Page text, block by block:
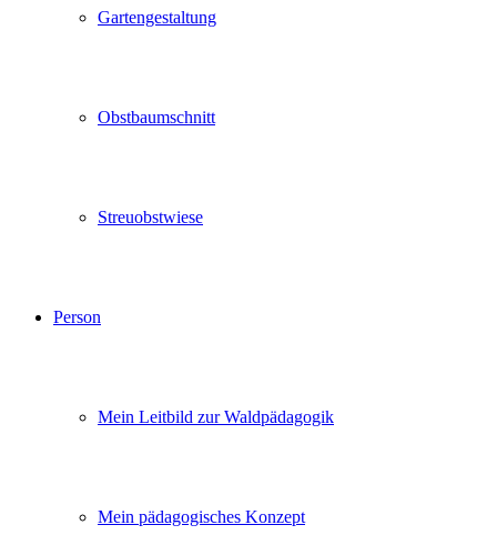
Gartengestaltung
Obstbaumschnitt
Streuobstwiese
Person
Mein Leitbild zur Waldpädagogik
Mein pädagogisches Konzept